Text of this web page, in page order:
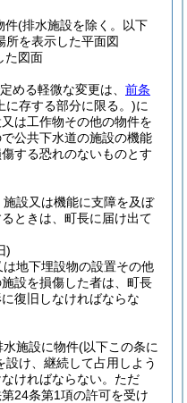
件(排水施設を除く。以下
所を表示した平面図
た図面
める軽微な変更は、 前条
に存する部分に限る。)に
は工作物その他の物件を
公共下水道の施設の機能
する恐れのないものとす
設又は機能に支障を及ぼ
ときは、町長に届け出て
)
地下埋設物の設置その他
設を損傷した者は、町長
復旧しなければならな
施設に物件(以下この条に
設け、継続して占用しよう
ければならない。 ただ
24条第1項の許可を受け